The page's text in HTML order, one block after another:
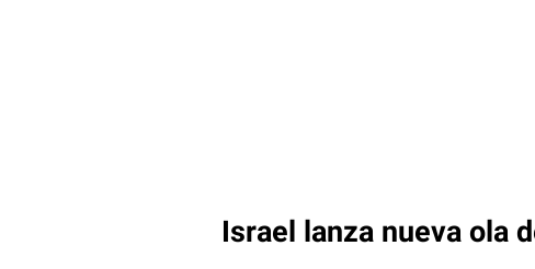
Israel lanza nueva ola